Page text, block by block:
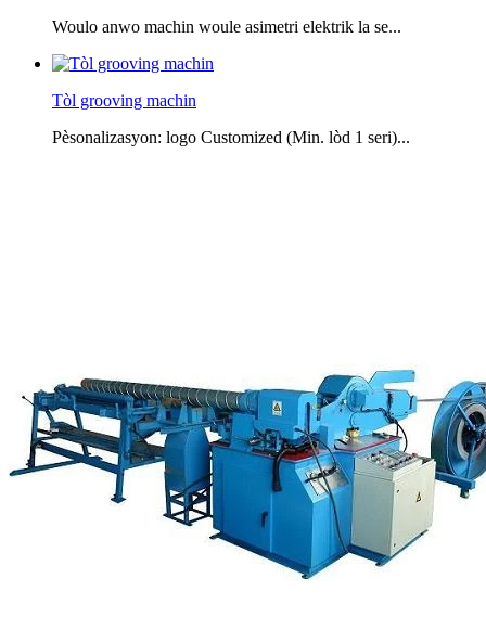
Woulo anwo machin woule asimetri elektrik la se...
Tòl grooving machin
Pèsonalizasyon: logo Customized (Min. lòd 1 seri)...